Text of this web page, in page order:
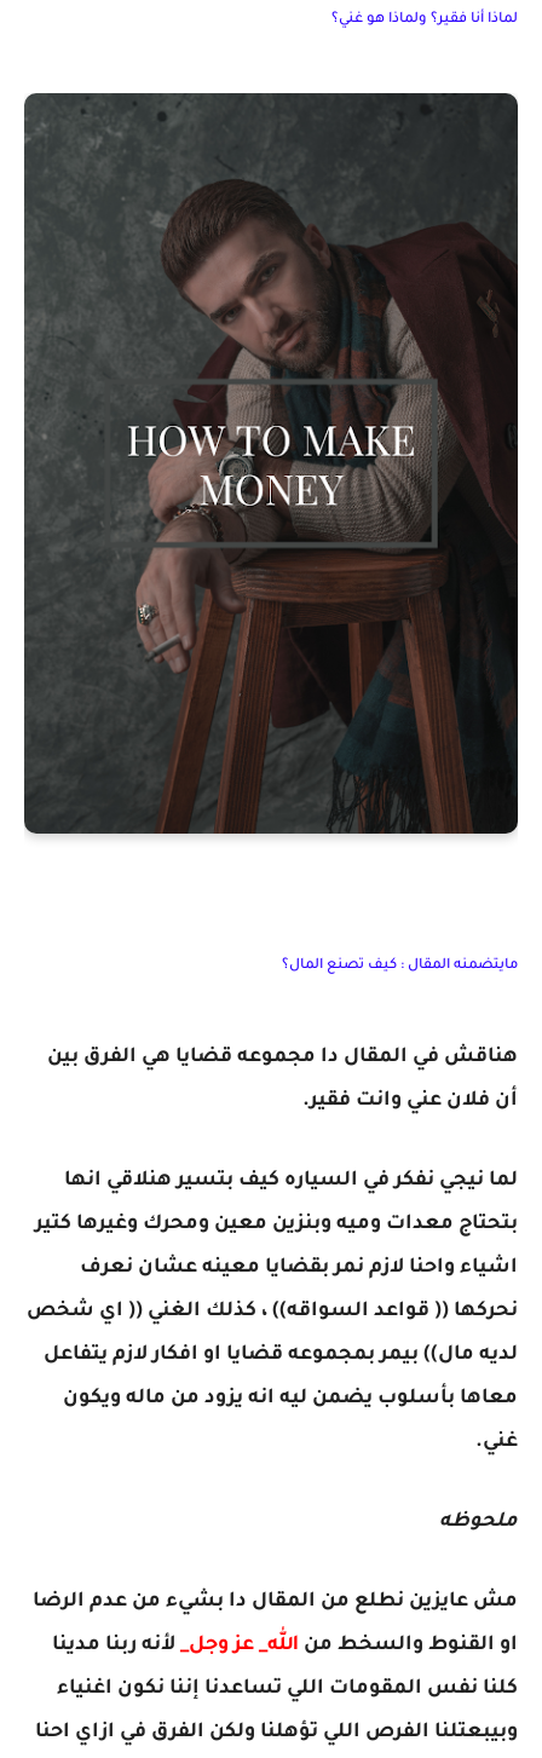
لماذا أنا فقير؟ ولماذا هو غني؟
مايتضمنه المقال : كيف تصنع المال؟
هناقش في المقال دا مجموعه قضايا هي الفرق بين
أن فلان عني وانت فقير.
لما نيجي نفكر في السياره كيف بتسير هنلاقي انها
بتحتاج معدات وميه وبنزين معين ومحرك وغيرها كتير
اشياء واحنا لازم نمر بقضايا معينه عشان نعرف
نحركها (( قواعد السواقه)) ، كذلك الغني (( اي شخص
لديه مال)) بيمر بمجموعه قضايا او افكار لازم يتفاعل
معاها بأسلوب يضمن ليه انه يزود من ماله ويكون
غني.
ملحوظه
مش عايزين نطلع من المقال دا بشيء من عدم الرضا
او القنوط والسخط من الله_ عز وجل_لأنه ربنا مدينا
كلنا نفس المقومات اللي تساعدنا إننا نكون اغنياء
وبيبعتلنا الفرص اللي تؤهلنا ولكن الفرق في ازاي احنا